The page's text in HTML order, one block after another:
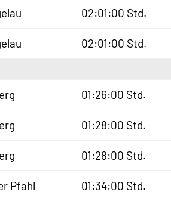
02:01:00 Std.
02:01:00 Std.
01:26:00 Std.
01:28:00 Std.
01:28:00 Std.
Pfahl 01:34:00 Std.